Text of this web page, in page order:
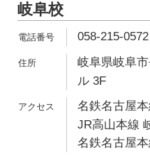
岐阜校
058-215-0572
岐阜県岐阜
ル 3F
名鉄名古屋
JR高山本線
名鉄名古屋